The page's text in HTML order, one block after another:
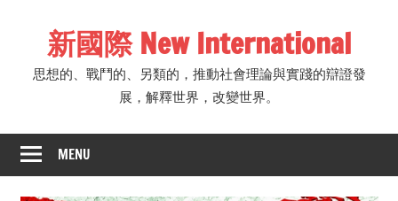
新國際 New International
思想的、戰鬥的、另類的，推動社會理論與實踐的辯證發
展，解釋世界，改變世界。
MENU